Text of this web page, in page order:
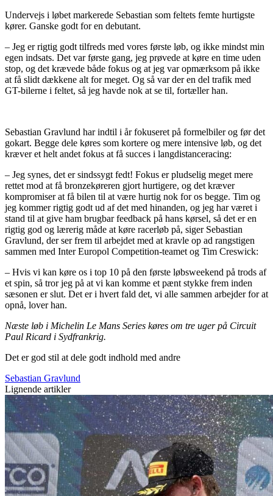
Undervejs i løbet markerede Sebastian som feltets femte hurtigste
kører. Ganske godt for en debutant.
– Jeg er rigtig godt tilfreds med vores første løb, og ikke mindst min
egen indsats. Det var første gang, jeg prøvede at køre en time uden
stop, og det krævede både fokus og at jeg var opmærksom på ikke
at få slidt dækkene alt for meget. Og så var der en del trafik med
GT-bilerne i feltet, så jeg havde nok at se til, fortæller han.
Sebastian Gravlund har indtil i år fokuseret på formelbiler og før det
gokart. Begge dele køres som kortere og mere intensive løb, og det
kræver et helt andet fokus at få succes i langdistanceracing:
– Jeg synes, det er sindssygt fedt! Fokus er pludselig meget mere
rettet mod at få bronzekøreren gjort hurtigere, og det kræver
kompromiser at få bilen til at være hurtig nok for os begge. Tim og
jeg kommer rigtig godt ud af det med hinanden, og jeg har været i
stand til at give ham brugbar feedback på hans kørsel, så det er en
rigtig god og lærerig måde at køre racerløb på, siger Sebastian
Gravlund, der ser frem til arbejdet med at kravle op ad rangstigen
sammen med Inter Europol Competition-teamet og Tim Creswick:
– Hvis vi kan køre os i top 10 på den første løbsweekend på trods af
et spin, så tror jeg på at vi kan komme et pænt stykke frem inden
sæsonen er slut. Det er i hvert fald det, vi alle sammen arbejder for at
opnå, lover han.
Næste løb i Michelin Le Mans Series køres om tre uger på Circuit
Paul Ricard i Sydfrankrig.
Det er god stil at dele godt indhold med andre
Sebastian Gravlund
Lignende artikler